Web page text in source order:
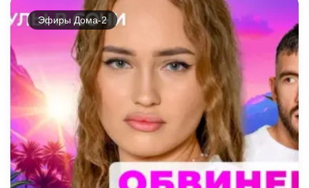
Эфиры Дома-2